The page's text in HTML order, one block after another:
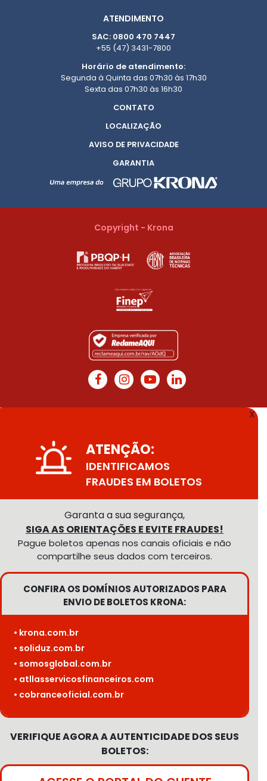
ATENDIMENTO
SAC: 0800 470 7447
+55 (47) 3431-7800
Horário de atendimento:
Segunda à Quinta das 07h30 às 17h30
Sexta das 07h30 às 16h30
CONTATO
LOCALIZAÇÃO
AVISO DE PRIVACIDADE
GARANTIA
Copyright - Krona
X
ATENÇÃO:
IDENTIFICAMOS
FRAUDES EM BOLETOS
Garanta a sua segurança,
SIGA AS ORIENTAÇÕES E EVITE FRAUDES!
Pague boletos apenas nos canais oficiais e não
compartilhe seus dados com terceiros.
CONFIRA OS DOMÍNIOS AUTORIZADOS PARA
ENVIO DE BOLETOS KRONA:
• krona.com.br
• soliduz.com.br
• somosglobal.com.br
• atllasservicosfinanceiros.com
• cobranceoficial.com.br
VERIFIQUE AGORA A AUTENTICIDADE DOS SEUS
BOLETOS: